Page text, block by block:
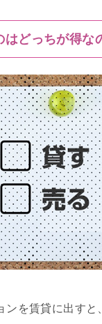
どっちが得な
ンを賃貸に出すと